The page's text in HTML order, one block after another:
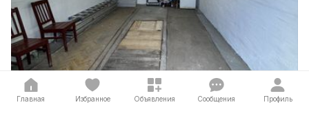
294 р. / мес.
Главная Избранное Объявления Сообщения Профиль